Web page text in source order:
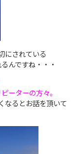
にされている
んですね・・・
ーターの方々。
なるとお話を頂いて